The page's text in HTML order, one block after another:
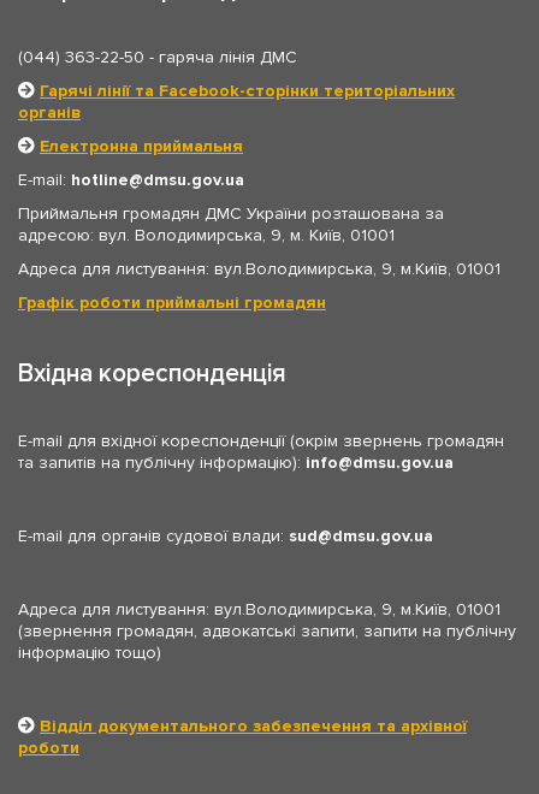
(044) 363-22-50 - гаряча лінія ДМС
Гарячі лінії та Facebook-сторінки територіальних
органів
Електронна приймальня
E-mail: hotline
dmsu.gov.ua
Приймальня громадян ДМС України розташована за
адресою: вул. Володимирська, 9, м. Київ, 01001
Адреса для листування: вул.Володимирська, 9, м.Київ, 01001
Графік роботи приймальні громадян
Вхідна кореспонденція
E-mail для вхідної кореспонденції (окрім звернень громадян
та запитів на публічну інформацію): info dmsu.gov.ua
E-mail для органів судової влади: sud dmsu.gov.ua
Адреса для листування: вул.Володимирська, 9, м.Київ, 01001
(звернення громадян, адвокатські запити, запити на публічну
інформацію тощо)
Відділ документального забезпечення та архівної
роботи